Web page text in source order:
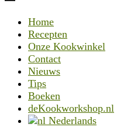
Home
Recepten
Onze Kookwinkel
Contact
Nieuws
Tips
Boeken
deKookworkshop.nl
Nederlands